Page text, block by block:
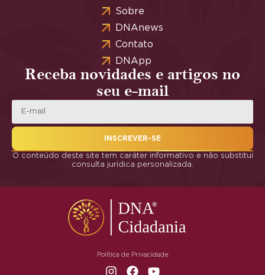
Sobre
DNAnews
Contato
DNApp
Receba novidades e artigos no
seu e-mail
INSCREVER-SE
O conteúdo deste site tem caráter informativo e não substitui
consulta jurídica personalizada.
Política de Privacidade